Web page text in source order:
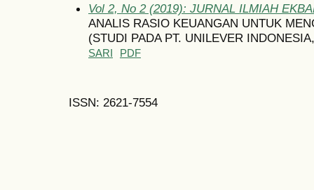
Vol 2, No 2 (2019): JURNAL ILMIAH
ANALIS RASIO KEUANGAN UNTUK
(STUDI PADA PT. UNILEVER
SARI PDF
ISSN: 2621-7554